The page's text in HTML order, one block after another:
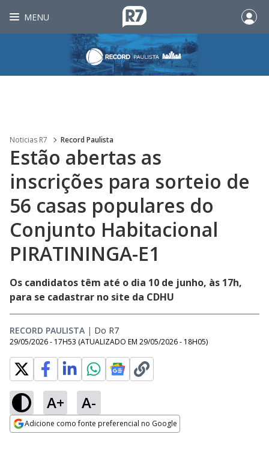
MENU
Noticias R7 Record Paulista
Estão abertas as
inscrições para sorteio de
56 casas populares do
Conjunto Habitacional
PIRATININGA-E1
Os candidatos têm até o dia 10 de junho, às 17h,
para se cadastrar no site da CDHU
RECORD PAULISTA | Do R7
29/05/2026 - 17H53 (ATUALIZADO EM 29/05/2026 - 18H05)
A+ A-
Adicione como fonte preferencial no Google